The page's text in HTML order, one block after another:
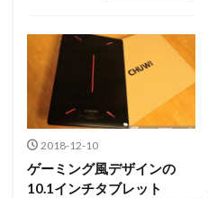
2018-12-10
ゲーミング風デザインの
10.1インチタブレット